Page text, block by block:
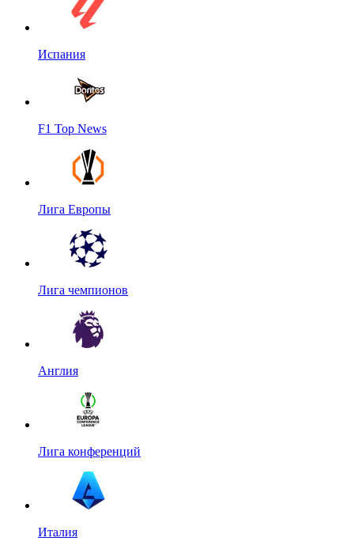
Испания
F1 Top News
Лига Европы
Лига чемпионов
Англия
Лига конференций
Италия